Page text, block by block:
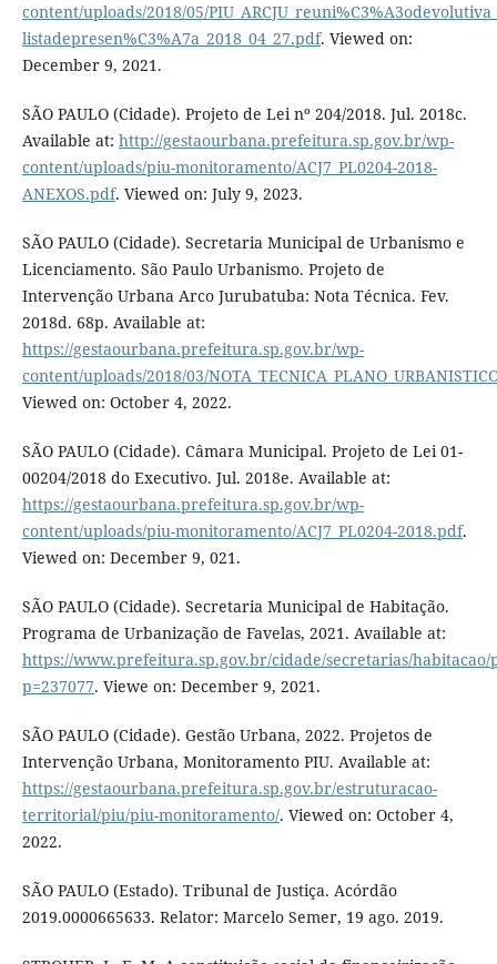
content/uploads/2018/05/
listadepresen%C3%A7a_2018_04_27.pdf. Viewed on:
December 9, 2021.
SÃO PAULO (Cidade). Projeto de Lei nº 204/2018. Jul. 2018c.
Available at: http://gestaourbana.prefeitura.sp.gov.br/wp-
content/uploads/piu-monitoramento/ACJ7_PL0204-2018-
ANEXOS.pdf. Viewed on: July 9, 2023.
SÃO PAULO (Cidade). Secretaria Municipal de Urbanismo e
Licenciamento. São Paulo Urbanismo. Projeto de
Intervenção Urbana Arco Jurubatuba: Nota Técnica. Fev.
2018d. 68p. Available at:
https://gestaourbana.prefeitura.sp.gov.br/wp-
content/uploads/2018/03/
Viewed on: October 4, 2022.
SÃO PAULO (Cidade). Câmara Municipal. Projeto de Lei 01-
00204/2018 do Executivo. Jul. 2018e. Available at:
https://gestaourbana.prefeitura.sp.gov.br/wp-
content/uploads/piu-monitoramento/ACJ7_PL0204-2018.pdf.
Viewed on: December 9, 021.
SÃO PAULO (Cidade). Secretaria Municipal de Habitação.
Programa de Urbanização de Favelas, 2021. Available at:
https://www.prefeitura.sp.gov.br/cidade/secretarias/
p=237077. Viewe on: December 9, 2021.
SÃO PAULO (Cidade). Gestão Urbana, 2022. Projetos de
Intervenção Urbana, Monitoramento PIU. Available at:
https://gestaourbana.prefeitura.sp.gov.br/estruturacao-
territorial/piu/piu-monitoramento/. Viewed on: October 4,
2022.
SÃO PAULO (Estado). Tribunal de Justiça. Acórdão
2019.0000665633. Relator: Marcelo Semer, 19 ago. 2019.